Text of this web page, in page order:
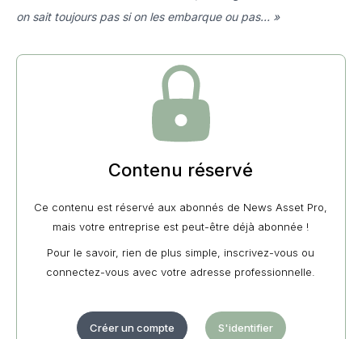
on sait toujours pas si on les embarque ou pas… »
Contenu réservé
Ce contenu est réservé aux abonnés de News Asset Pro,
mais votre entreprise est peut-être déjà abonnée !
Pour le savoir, rien de plus simple, inscrivez-vous ou
connectez-vous avec votre adresse professionnelle.
Créer un compte S'identifier